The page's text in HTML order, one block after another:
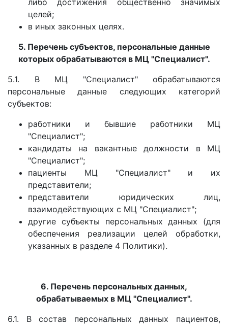
либо достижения общественно значимых
целей;
в иных законных целях.
5. Перечень субъектов, персональные данные
которых обрабатываются в МЦ "Специалист".
5.1. В МЦ "Специалист" обрабатываются
персональные данные следующих категорий
субъектов:
работники и бывшие работники МЦ
"Специалист";
кандидаты на вакантные должности в МЦ
"Специалист";
пациенты МЦ "Специалист" и их
представители;
представители юридических лиц,
взаимодействующих с МЦ "Специалист";
другие субъекты персональных данных (для
обеспечения реализации целей обработки,
указанных в разделе 4 Политики).
6. Перечень персональных данных,
обрабатываемых в МЦ "Специалист".
6.1. В состав персональных данных пациентов,